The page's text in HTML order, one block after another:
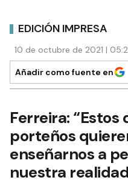
EDICIÓN IMPRESA
10 de octubre de 2021 |
Añadir como fuente en
Ferreira: “Estos
porteños
enseñarnos a
nuestra